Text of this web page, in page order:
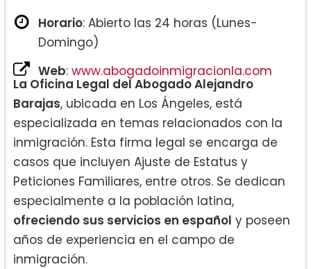
Horario: Abierto las 24 horas (Lunes-
Domingo)
Web: www.abogadoinmigracionla.com
La Oficina Legal del Abogado Alejandro
Barajas, ubicada en Los Ángeles, está
especializada en temas relacionados con la
inmigración. Esta firma legal se encarga de
casos que incluyen Ajuste de Estatus y
Peticiones Familiares, entre otros. Se dedican
especialmente a la población latina,
ofreciendo sus servicios en español y poseen
años de experiencia en el campo de
inmigración.